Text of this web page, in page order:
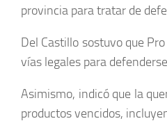
provincia para tratar de
Del Castillo sostuvo que
vías legales para
Asimismo, indicó que la
productos vencidos,